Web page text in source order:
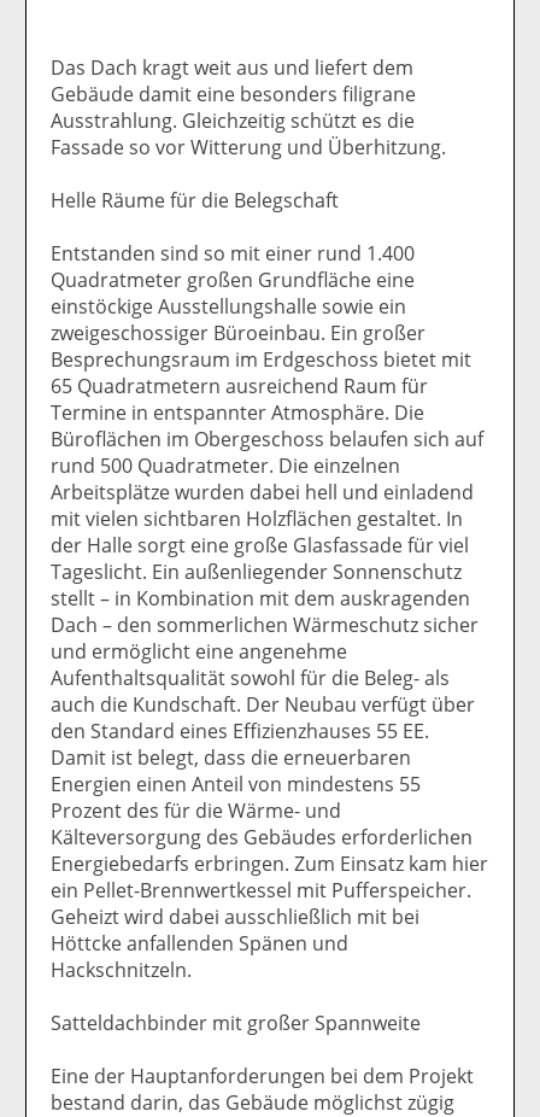
Das Dach kragt weit aus und liefert dem
Gebäude damit eine besonders filigrane
Ausstrahlung. Gleichzeitig schützt es die
Fassade so vor Witterung und Überhitzung.
Helle Räume für die Belegschaft
Entstanden sind so mit einer rund 1.400
Quadratmeter großen Grundfläche eine
einstöckige Ausstellungshalle sowie ein
zweigeschossiger Büroeinbau. Ein großer
Besprechungsraum im Erdgeschoss bietet mit
65 Quadratmetern ausreichend Raum für
Termine in entspannter Atmosphäre. Die
Büroflächen im Obergeschoss belaufen sich auf
rund 500 Quadratmeter. Die einzelnen
Arbeitsplätze wurden dabei hell und einladend
mit vielen sichtbaren Holzflächen gestaltet. In
der Halle sorgt eine große Glasfassade für viel
Tageslicht. Ein außenliegender Sonnenschutz
stellt – in Kombination mit dem auskragenden
Dach – den sommerlichen Wärmeschutz sicher
und ermöglicht eine angenehme
Aufenthaltsqualität sowohl für die Beleg- als
auch die Kundschaft. Der Neubau verfügt über
den Standard eines Effizienzhauses 55 EE.
Damit ist belegt, dass die erneuerbaren
Energien einen Anteil von mindestens 55
Prozent des für die Wärme- und
Kälteversorgung des Gebäudes erforderlichen
Energiebedarfs erbringen. Zum Einsatz kam hier
ein Pellet-Brennwertkessel mit Pufferspeicher.
Geheizt wird dabei ausschließlich mit bei
Höttcke anfallenden Spänen und
Hackschnitzeln.
Satteldachbinder mit großer Spannweite
Eine der Hauptanforderungen bei dem Projekt
bestand darin, das Gebäude möglichst zügig